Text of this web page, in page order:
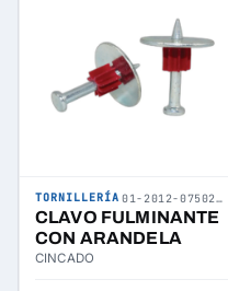
TORNILLERÍA 01-2012-075025-02
CLAVO FULMINANTE
CON ARANDELA
CINCADO